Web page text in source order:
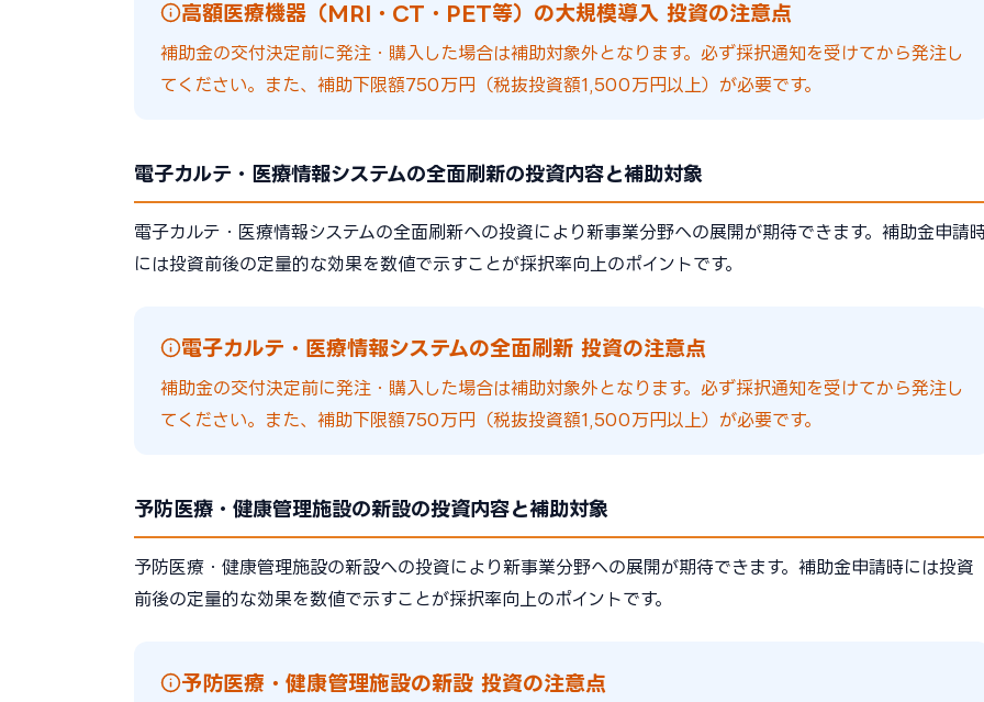
高額医療機器（MRI・CT・PET等）の大規模導入 投資の注意点
補助金の交付決定前に発注・購入した場合は補助対象外となります。必ず採択通知を受けてから発注し
てください。また、補助下限額750万円（税抜投資額1,500万円以上）が必要です。
電子カルテ・医療情報システムの全面刷新の投資内容と補助対象
電子カルテ・医療情報システムの全面刷新への投資により新事業分野への展開が期待できます。補助金申請
には投資前後の定量的な効果を数値で示すことが採択率向上のポイントです。
電子カルテ・医療情報システムの全面刷新 投資の注意点
補助金の交付決定前に発注・購入した場合は補助対象外となります。必ず採択通知を受けてから発注し
てください。また、補助下限額750万円（税抜投資額1,500万円以上）が必要です。
予防医療・健康管理施設の新設の投資内容と補助対象
予防医療・健康管理施設の新設への投資により新事業分野への展開が期待できます。補助金申請時には投資
前後の定量的な効果を数値で示すことが採択率向上のポイントです。
予防医療・健康管理施設の新設 投資の注意点